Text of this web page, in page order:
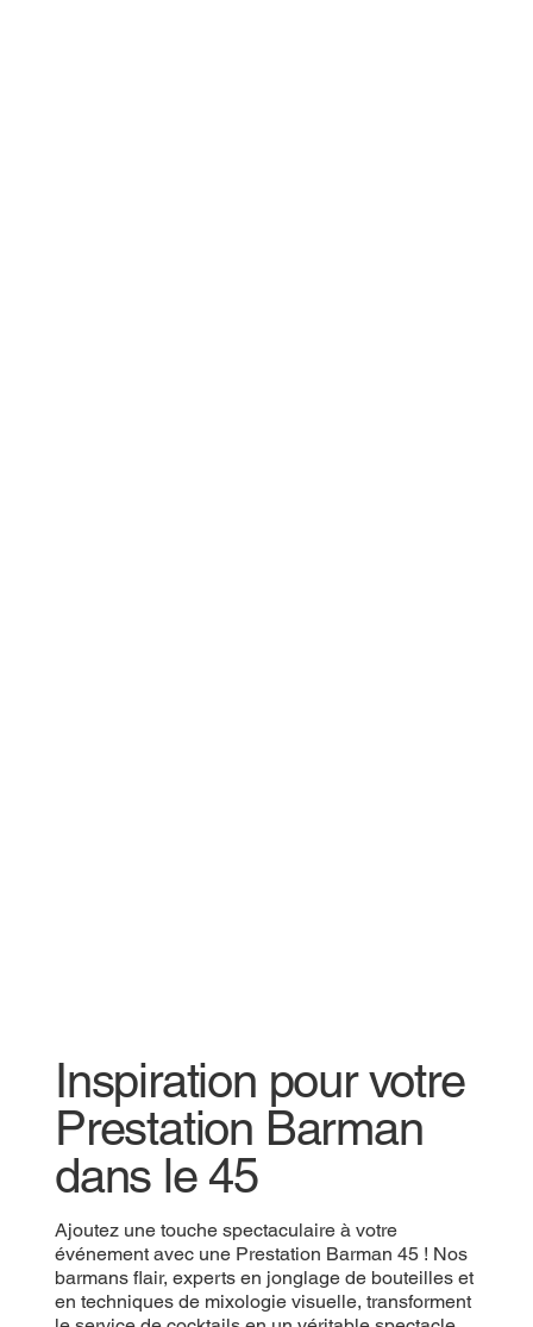
Inspiration pour votre
Prestation Barman
dans le 45
Ajoutez une touche spectaculaire à votre
événement avec une Prestation Barman 45 ! Nos
barmans flair, experts en jonglage de bouteilles et
en techniques de mixologie visuelle, transforment